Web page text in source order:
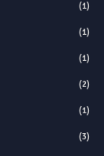
(1)
(1)
(1)
(2)
(1)
(3)